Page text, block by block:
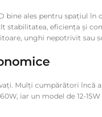
bine ales pentru spațiul
stabilitatea, eficiența și
unghi nepotrivit sau
Mulți cumpărători încă
iar un model de 12-